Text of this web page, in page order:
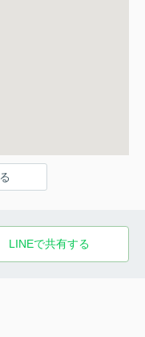
LINEで共有する